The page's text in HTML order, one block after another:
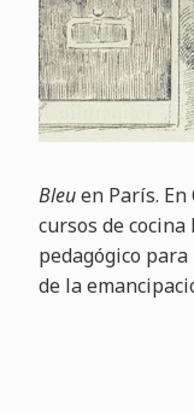
Bleuen París.
cursos de
pedagógico
de la